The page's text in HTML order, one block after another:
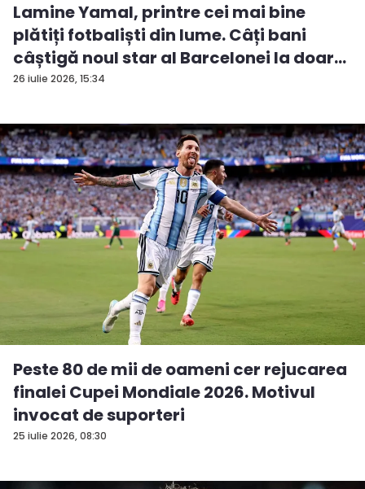
26 iulie 2026, 15:34
Lamine Yamal, printre cei mai bine
plătiți fotbaliști din lume. Câți bani
câștigă noul star al Barcelonei la doar...
25 iulie 2026, 08:30
Peste 80 de mii de oameni cer rejucarea
finalei Cupei Mondiale 2026. Motivul
invocat de suporteri